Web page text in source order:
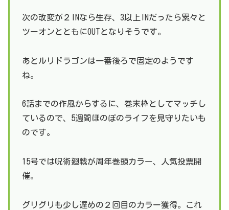
次の改変が２INなら生存、3以上INだったら累々と
ツーオンとともにOUTとなりそうです。
あとルリドラゴンは一番後ろで固定のようです
ね。
6話までの作風からするに、巻末枠としてマッチし
ているので、5週間ほのぼのライフを見守りたいも
のです。
15号では呪術廻戦が周年巻頭カラー、人気投票開
催。
グリグリも少し遅めの２回目のカラー獲得。これ